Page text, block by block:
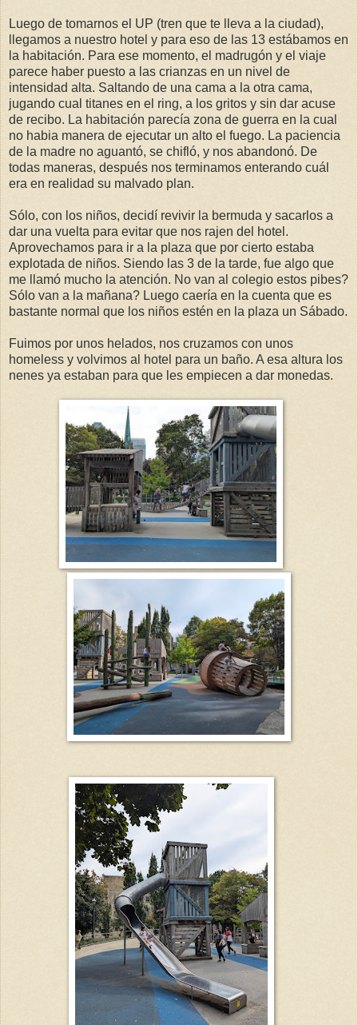
Luego de tomarnos el UP (tren que te lleva a la ciudad),
llegamos a nuestro hotel y para eso de las 13 estábamos en
la habitación. Para ese momento, el madrugón y el viaje
parece haber puesto a las crianzas en un nivel de
intensidad alta. Saltando de una cama a la otra cama,
jugando cual titanes en el ring, a los gritos y sin dar acuse
de recibo. La habitación parecía zona de guerra en la cual
no habia manera de ejecutar un alto el fuego. La paciencia
de la madre no aguantó, se chifló, y nos abandonó. De
todas maneras, después nos terminamos enterando cuál
era en realidad su malvado plan.
Sólo, con los niños, decidí revivir la bermuda y sacarlos a
dar una vuelta para evitar que nos rajen del hotel.
Aprovechamos para ir a la plaza que por cierto estaba
explotada de niños. Siendo las 3 de la tarde, fue algo que
me llamó mucho la atención. No van al colegio estos pibes?
Sólo van a la mañana? Luego caería en la cuenta que es
bastante normal que los niños estén en la plaza un Sábado.
Fuimos por unos helados, nos cruzamos con unos
homeless y volvimos al hotel para un baño. A esa altura los
nenes ya estaban para que les empiecen a dar monedas.